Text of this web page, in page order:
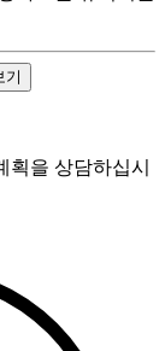
기
획을 상담하십시